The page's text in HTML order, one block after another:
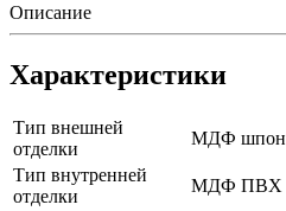
Описание
Характеристики
Тип внешней
отделки
МДФ шпон
Тип внутренней
отделки
МДФ ПВХ